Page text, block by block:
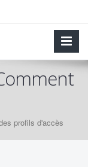
profils d'accès